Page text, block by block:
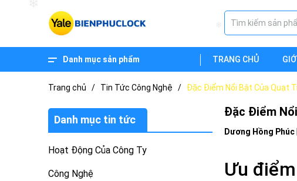
Danh mục sản phẩm TRANG CHỦ
Trang chủ / Tin Tức Công Nghệ / Đặc Điểm Nổi Bật Của Quạt
Danh mục tin tức
Hoạt Động Của Công Ty
Công Nghệ
Đặc Điểm
Dương Hồng Phúc
Ưu